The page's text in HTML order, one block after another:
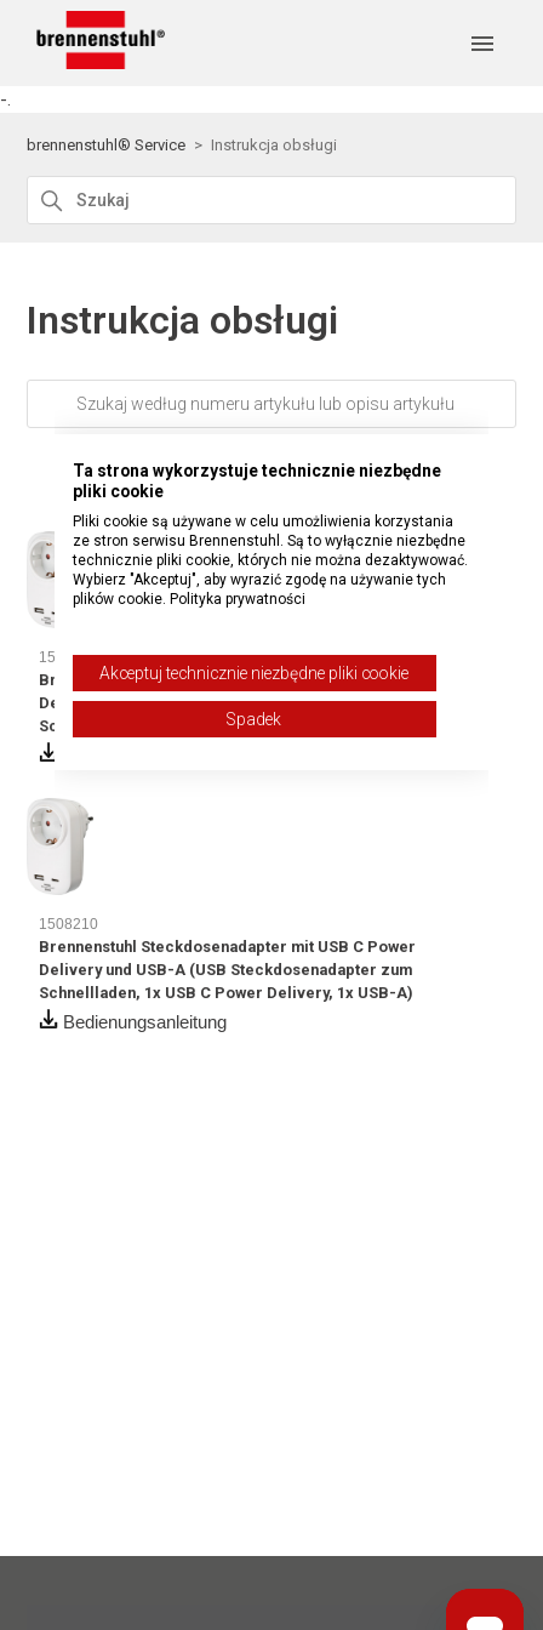
-.
brennenstuhl® Service Instrukcja obsługi
Instrukcja obsługi
1508210
Brennenstuhl Steckdosenadapter mit USB C Power
Delivery und USB-A (USB Steckdosenadapter zum
Schnellladen, 1x USB C Power Delivery, 1x USB-A)
1508210
Brennenstuhl Steckdosenadapter mit USB C Power
Delivery und USB-A (USB Steckdosenadapter zum
Schnellladen, 1x USB C Power Delivery, 1x USB-A)
Bedienungsanleitung
Ta strona wykorzystuje technicznie niezbędne
pliki cookie
Pliki cookie są używane w celu umożliwienia korzystania
ze stron serwisu Brennenstuhl. Są to wyłącznie niezbędne
technicznie pliki cookie, których nie można dezaktywować.
Wybierz "Akceptuj", aby wyrazić zgodę na używanie tych
plików cookie. Polityka prywatności
Akceptuj technicznie niezbędne pliki cookie
Spadek